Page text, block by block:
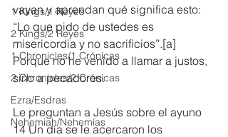
1 Kings/1 Reyes
2 Kings/2 Reyes
1 Chronicles/1 Crónicas
2 Chronicles/2 Crónicas
Ezra/Esdras
Nehemiah/Nehemías
vayan y aprendan qué significa esto:
“Lo que pido de ustedes es
misericordia y no sacrificios”.[a]
Porque no he venido a llamar a justos,
sino a pecadores.
Le preguntan a Jesús sobre el ayuno
14 Un día se le acercaron los